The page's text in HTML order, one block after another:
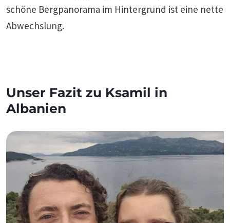
schöne Bergpanorama im Hintergrund ist eine nette
Abwechslung.
Unser Fazit zu Ksamil in
Albanien